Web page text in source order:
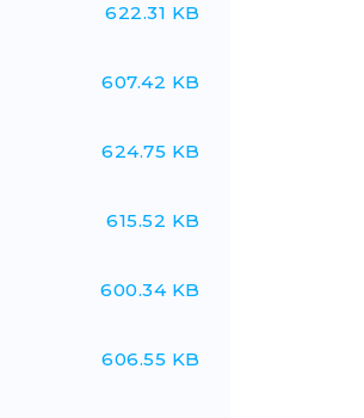
622.31 KB
607.42 KB
624.75 KB
615.52 KB
600.34 KB
606.55 KB